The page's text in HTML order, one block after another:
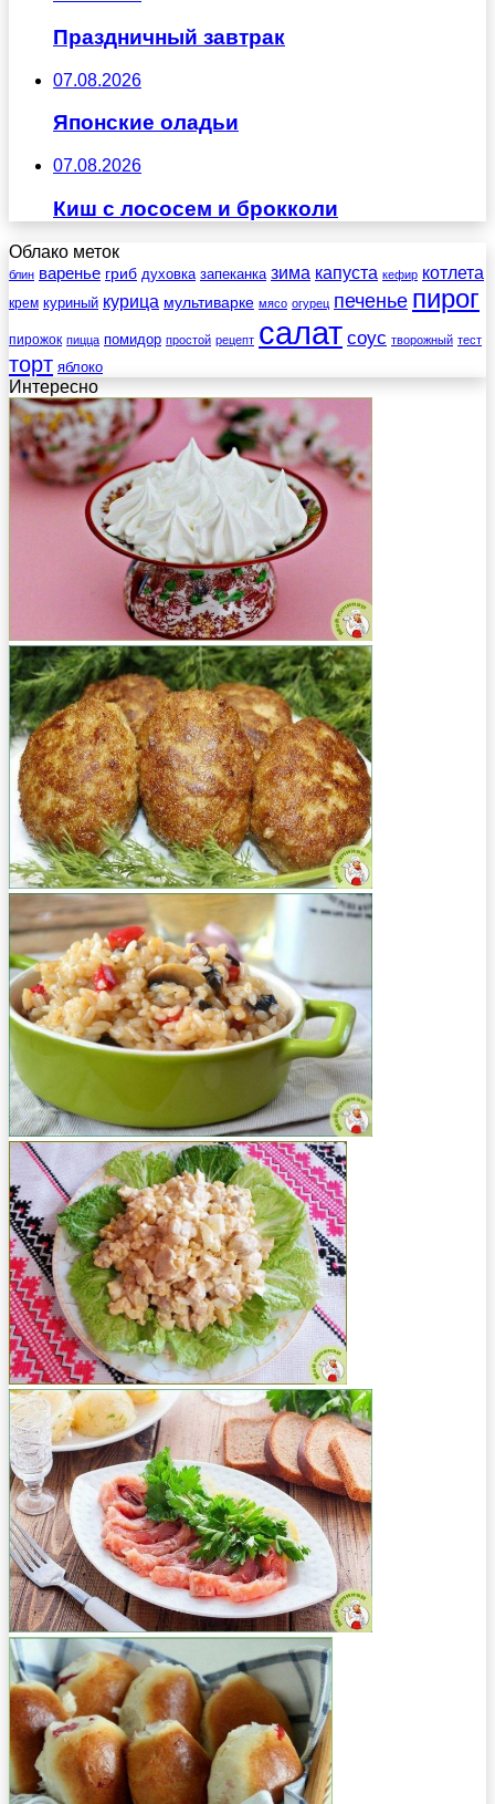
Праздничный завтрак
07.08.2026
Японские оладьи
07.08.2026
Киш с лососем и брокколи
Облако меток
блин варенье гриб духовка запеканка зима капуста кефир котлета
крем куриный курица мультиварке мясо огурец печенье пирог
пирожок пицца помидор простой рецепт салат соус творожный тест
торт яблоко
Интересно